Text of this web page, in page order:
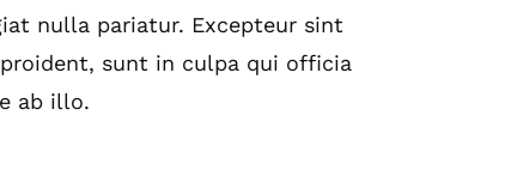
nulla pariatur. Excepteur sint
sunt in culpa qui officia
ab illo.